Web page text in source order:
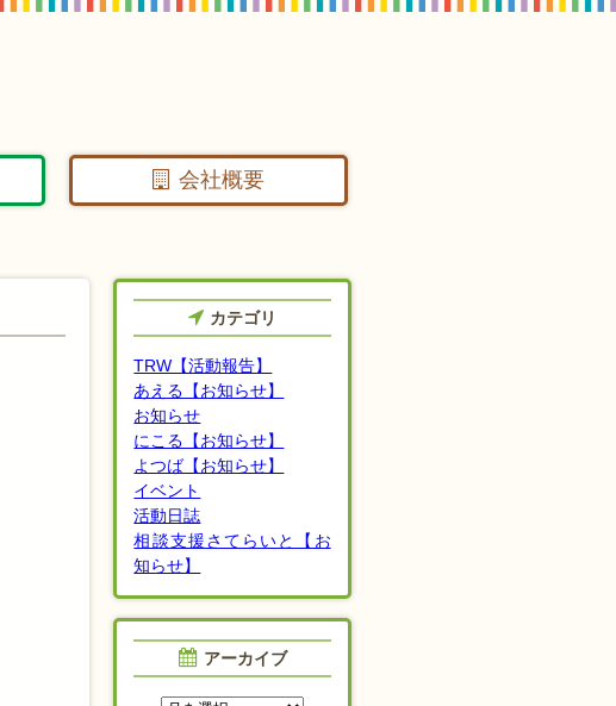
会社概要
カテゴリ
TRW【活動報告】
あえる【お知らせ】
お知らせ
にこる【お知らせ】
よつば【お知らせ】
イベント
活動日誌
相談支援さてらいと【お
知らせ】
アーカイブ